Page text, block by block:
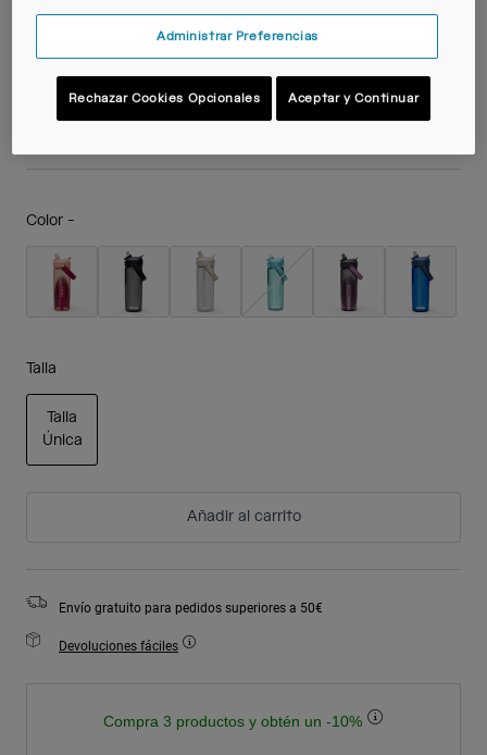
Botella Thrive™ Flip Straw 600 ml –
Tritan™ Renew
N.º de artículo38671
Color -
Talla
Talla
Única
Añadir al carrito
Envío gratuito para pedidos superiores a 50€
Devoluciones fáciles
Compra 3 productos y obtén un -10%
Administrar Preferencias
Rechazar Cookies Opcionales Aceptar y Continuar